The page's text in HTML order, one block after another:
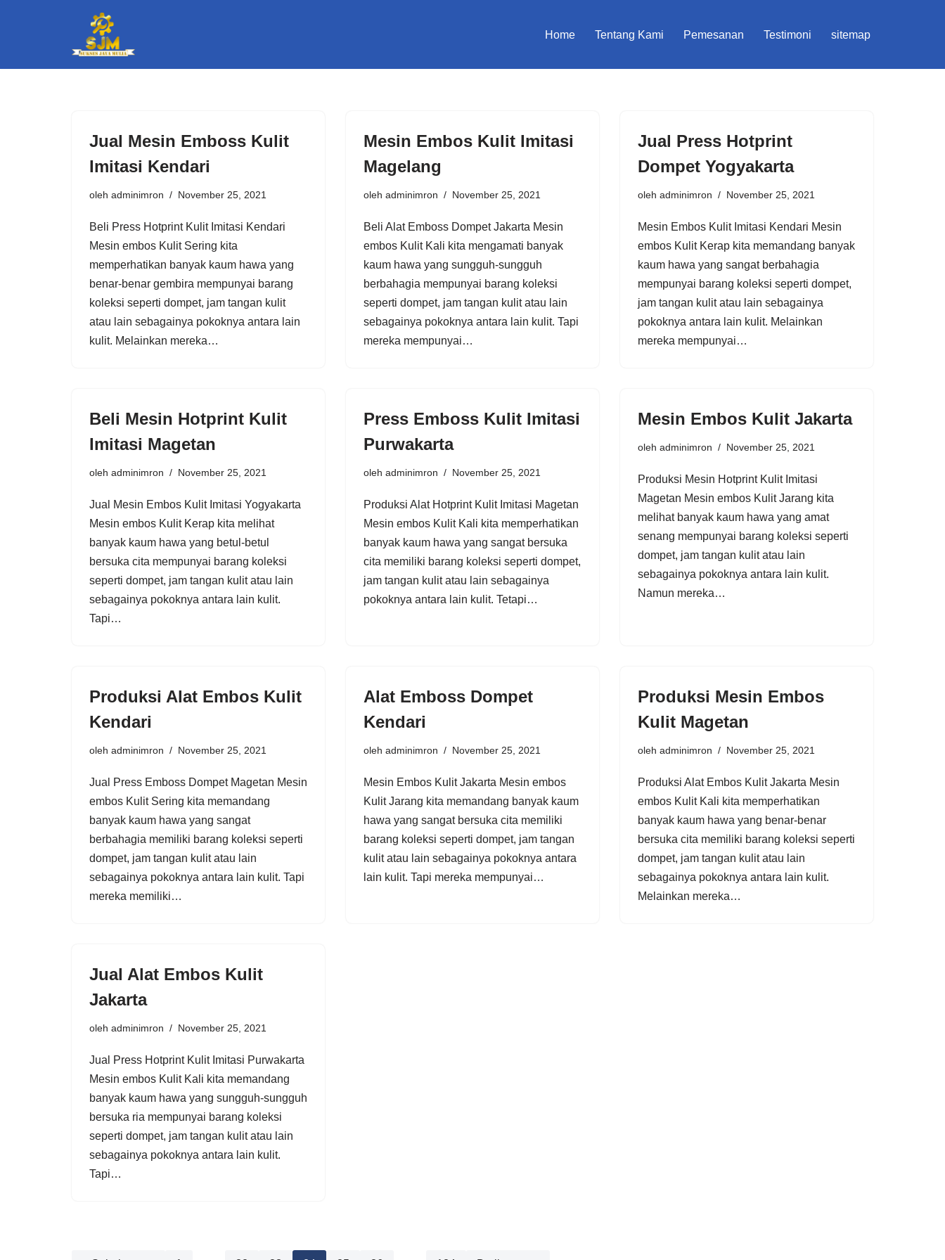
Home Tentang Kami Pemesanan Testimoni sitemap
Jual Mesin Emboss Kulit
Imitasi Kendari
oleh adminimron November 25, 2021
Beli Press Hotprint Kulit Imitasi Kendari
Mesin embos Kulit Sering kita
memperhatikan banyak kaum hawa yang
benar-benar gembira mempunyai barang
koleksi seperti dompet, jam tangan kulit
atau lain sebagainya pokoknya antara lain
kulit. Melainkan mereka…
Mesin Embos Kulit Imitasi
Magelang
oleh adminimron November 25, 2021
Beli Alat Emboss Dompet Jakarta Mesin
embos Kulit Kali kita mengamati banyak
kaum hawa yang sungguh-sungguh
berbahagia mempunyai barang koleksi
seperti dompet, jam tangan kulit atau lain
sebagainya pokoknya antara lain kulit. Tapi
mereka mempunyai…
Jual Press Hotprint
Dompet Yogyakarta
oleh adminimron November 25, 2021
Mesin Embos Kulit Imitasi Kendari Mesin
embos Kulit Kerap kita memandang banyak
kaum hawa yang sangat berbahagia
mempunyai barang koleksi seperti dompet,
jam tangan kulit atau lain sebagainya
pokoknya antara lain kulit. Melainkan
mereka mempunyai…
Beli Mesin Hotprint Kulit
Imitasi Magetan
oleh adminimron November 25, 2021
Jual Mesin Embos Kulit Imitasi Yogyakarta
Mesin embos Kulit Kerap kita melihat
banyak kaum hawa yang betul-betul
bersuka cita mempunyai barang koleksi
seperti dompet, jam tangan kulit atau lain
sebagainya pokoknya antara lain kulit.
Tapi…
Press Emboss Kulit Imitasi
Purwakarta
oleh adminimron November 25, 2021
Produksi Alat Hotprint Kulit Imitasi Magetan
Mesin embos Kulit Kali kita memperhatikan
banyak kaum hawa yang sangat bersuka
cita memiliki barang koleksi seperti dompet,
jam tangan kulit atau lain sebagainya
pokoknya antara lain kulit. Tetapi…
Mesin Embos Kulit Jakarta
oleh adminimron November 25, 2021
Produksi Mesin Hotprint Kulit Imitasi
Magetan Mesin embos Kulit Jarang kita
melihat banyak kaum hawa yang amat
senang mempunyai barang koleksi seperti
dompet, jam tangan kulit atau lain
sebagainya pokoknya antara lain kulit.
Namun mereka…
Produksi Alat Embos Kulit
Kendari
oleh adminimron November 25, 2021
Jual Press Emboss Dompet Magetan Mesin
embos Kulit Sering kita memandang
banyak kaum hawa yang sangat
berbahagia memiliki barang koleksi seperti
dompet, jam tangan kulit atau lain
sebagainya pokoknya antara lain kulit. Tapi
mereka memiliki…
Alat Emboss Dompet
Kendari
oleh adminimron November 25, 2021
Mesin Embos Kulit Jakarta Mesin embos
Kulit Jarang kita memandang banyak kaum
hawa yang sangat bersuka cita memiliki
barang koleksi seperti dompet, jam tangan
kulit atau lain sebagainya pokoknya antara
lain kulit. Tapi mereka mempunyai…
Produksi Mesin Embos
Kulit Magetan
oleh adminimron November 25, 2021
Produksi Alat Embos Kulit Jakarta Mesin
embos Kulit Kali kita memperhatikan
banyak kaum hawa yang benar-benar
bersuka cita memiliki barang koleksi seperti
dompet, jam tangan kulit atau lain
sebagainya pokoknya antara lain kulit.
Melainkan mereka…
Jual Alat Embos Kulit
Jakarta
oleh adminimron November 25, 2021
Jual Press Hotprint Kulit Imitasi Purwakarta
Mesin embos Kulit Kali kita memandang
banyak kaum hawa yang sungguh-sungguh
bersuka ria mempunyai barang koleksi
seperti dompet, jam tangan kulit atau lain
sebagainya pokoknya antara lain kulit.
Tapi…